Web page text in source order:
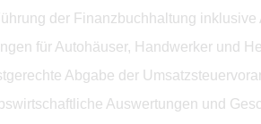
der Finanzbuchhaltung
für Autohäuser, Handwerker und
Abgabe der
Auswertungen und